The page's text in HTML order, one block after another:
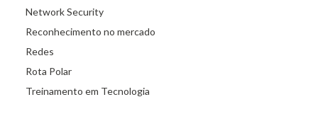
Network Security
Reconhecimento no mercado
Redes
Rota Polar
Treinamento em Tecnologia